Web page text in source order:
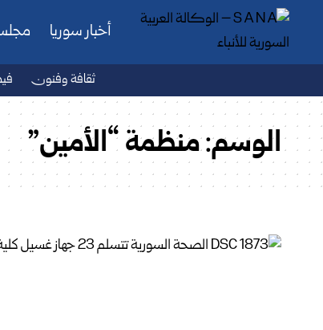
أخبار سوريا
ثقافة وفنون
الوسم:منظمة “الأمين”